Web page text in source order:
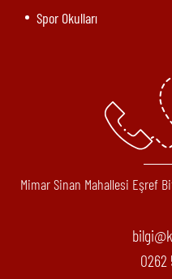
Spor Okulları
Mimar Sinan Mahallesi Eşref
0262